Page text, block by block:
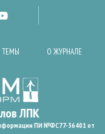
ТЕМЫ О ЖУРНАЛЕ
ПИ №ФС77-36401 от